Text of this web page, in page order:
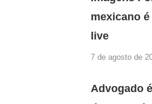
mexicano
live
7 de agosto de
Advogado